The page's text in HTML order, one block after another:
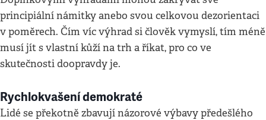
principiální námitky anebo svou celkovou dezorientaci
v poměrech. Čím víc výhrad si člověk vymyslí, tím méně
musí jít s vlastní kůží na trh a říkat, pro co ve
skutečnosti doopravdy je.
Rychlokvašení demokraté
Lidé se překotně zbavují názorové výbavy předešlého